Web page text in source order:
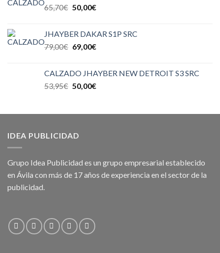
65,70€ 50,00€
JHAYBER DAKAR S1P SRC
79,00€ 69,00€
CALZADO JHAYBER NEW DETROIT S3 SRC
53,95€ 50,00€
IDEA PUBLICIDAD
Grupo Idea Publicidad es un grupo empresarial establecido
en Ávila con más de 17 años de experiencia en el sector de la
publicidad.